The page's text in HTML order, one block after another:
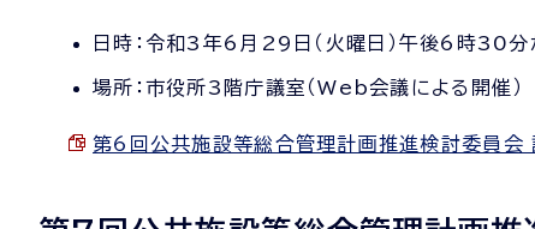
日時：令和3年6月29日（火曜日）午後6時30分
場所：市役所3階庁議室（Web会議による開催）
第6回公共施設等総合管理計画推進検討委員